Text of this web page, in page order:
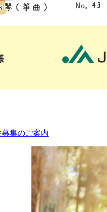
集のご案内